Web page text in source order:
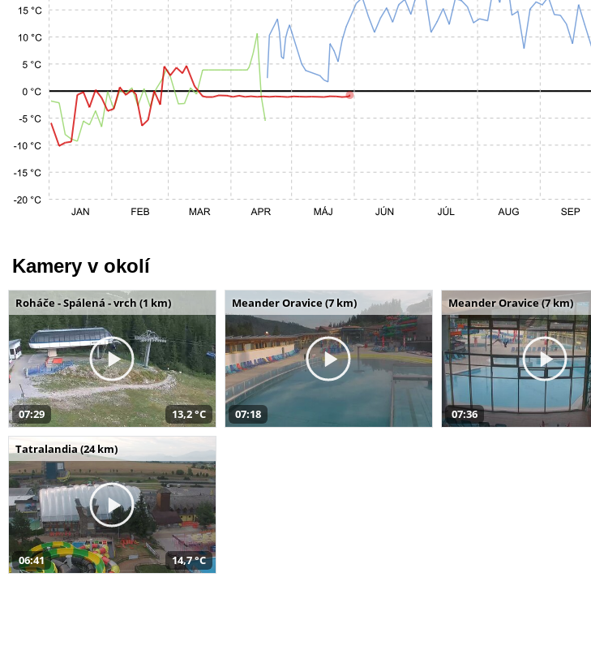
Kamery v okolí
Roháče - Spálená - vrch (1 km)
07:29 13,2 °C
Meander Oravice (7 km)
07:18
Meander Oravice (7 km)
07:36
Tatralandia (24 km)
06:41 14,7 °C